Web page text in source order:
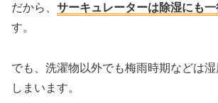
だから、 サーキュレーターは除湿にも
す。
でも、洗濯物以外でも梅雨時期などは
しまいます。